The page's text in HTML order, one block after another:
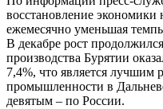
восстановление экономики
ежемесячно уменьшая
В декабре рост
производства Бурятии
7,4%, что является лучшим
промышленности в
девятым – по России.